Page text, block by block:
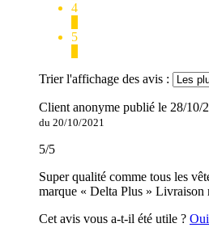
4
5
Trier l'affichage des avis :
Client anonyme publié le 28/10/
du 20/10/2021
5/5
Super qualité comme tous les
marque « Delta Plus » Livraison
Cet avis vous a-t-il été utile ? Oui